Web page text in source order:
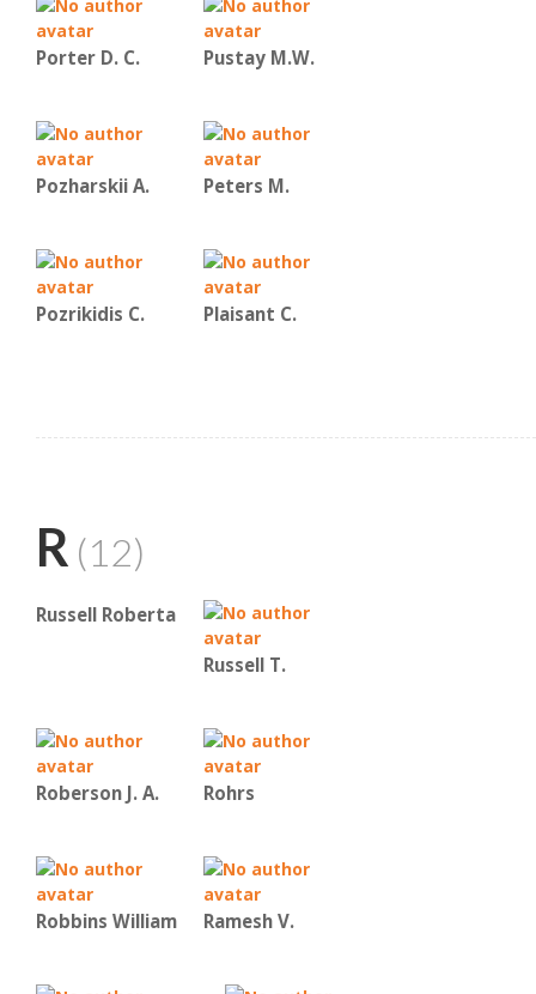
Porter D. C. Pustay M.W.
Pozharskii A. Peters M.
Pozrikidis C. Plaisant C.
R (12)
Russell Roberta
Russell T.
Roberson J. A. Rohrs
Robbins William Ramesh V.